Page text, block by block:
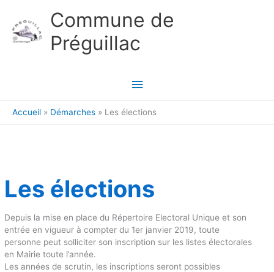
Commune de
Préguillac
Menu
principal
Accueil Démarches Les élections
Les élections
Depuis la mise en place du Répertoire Electoral Unique et son
entrée en vigueur à compter du 1er janvier 2019, toute
personne peut solliciter son inscription sur les listes électorales
en Mairie toute l’année.
Les années de scrutin, les inscriptions seront possibles